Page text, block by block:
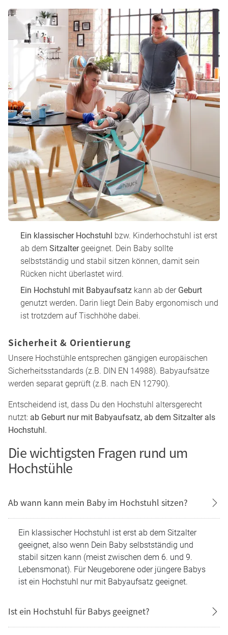
Ein klassischer Hochstuhl bzw. Kinderhochstuhl ist erst
ab dem Sitzaltergeeignet. Dein Baby sollte
selbstständig und stabil sitzen können, damit sein
Rücken nicht überlastet wird.
Ein Hochstuhl mit Babyaufsatz kann ab der Geburt
genutzt werden. Darin liegt Dein Baby ergonomisch und
ist trotzdem auf Tischhöhe dabei.
Sicherheit & Orientierung
Unsere Hochstühle entsprechen gängigen europäischen
Sicherheitsstandards (z.B. DIN EN 14988). Babyaufsätze
werden separat geprüft (z.B. nach EN 12790).
Entscheidend ist, dass Du den Hochstuhl altersgerecht
nutzt: ab Geburt nur mit Babyaufsatz, ab dem Sitzalter als
Hochstuhl.
Die wichtigsten Fragen rund um
Hochstühle
Ab wann kann mein Baby im Hochstuhl sitzen?
Ein klassischer Hochstuhl ist erst ab dem Sitzalter
geeignet, also wenn Dein Baby selbstständig und
stabil sitzen kann (meist zwischen dem 6. und 9.
Lebensmonat). Für Neugeborene oder jüngere Babys
ist ein Hochstuhl nur mit Babyaufsatz geeignet.
Ist ein Hochstuhl für Babys geeignet?